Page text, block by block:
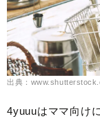
出典：
4yuuuはママ向け